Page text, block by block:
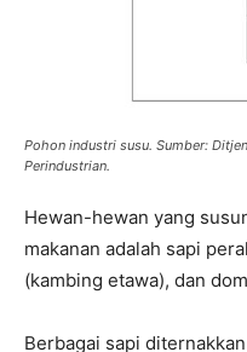
Pohon industri susu. Sumber:
Perindustrian.
Hewan-hewan yang
makanan adalah sapi
(kambing etawa), dan
Berbagai sapi